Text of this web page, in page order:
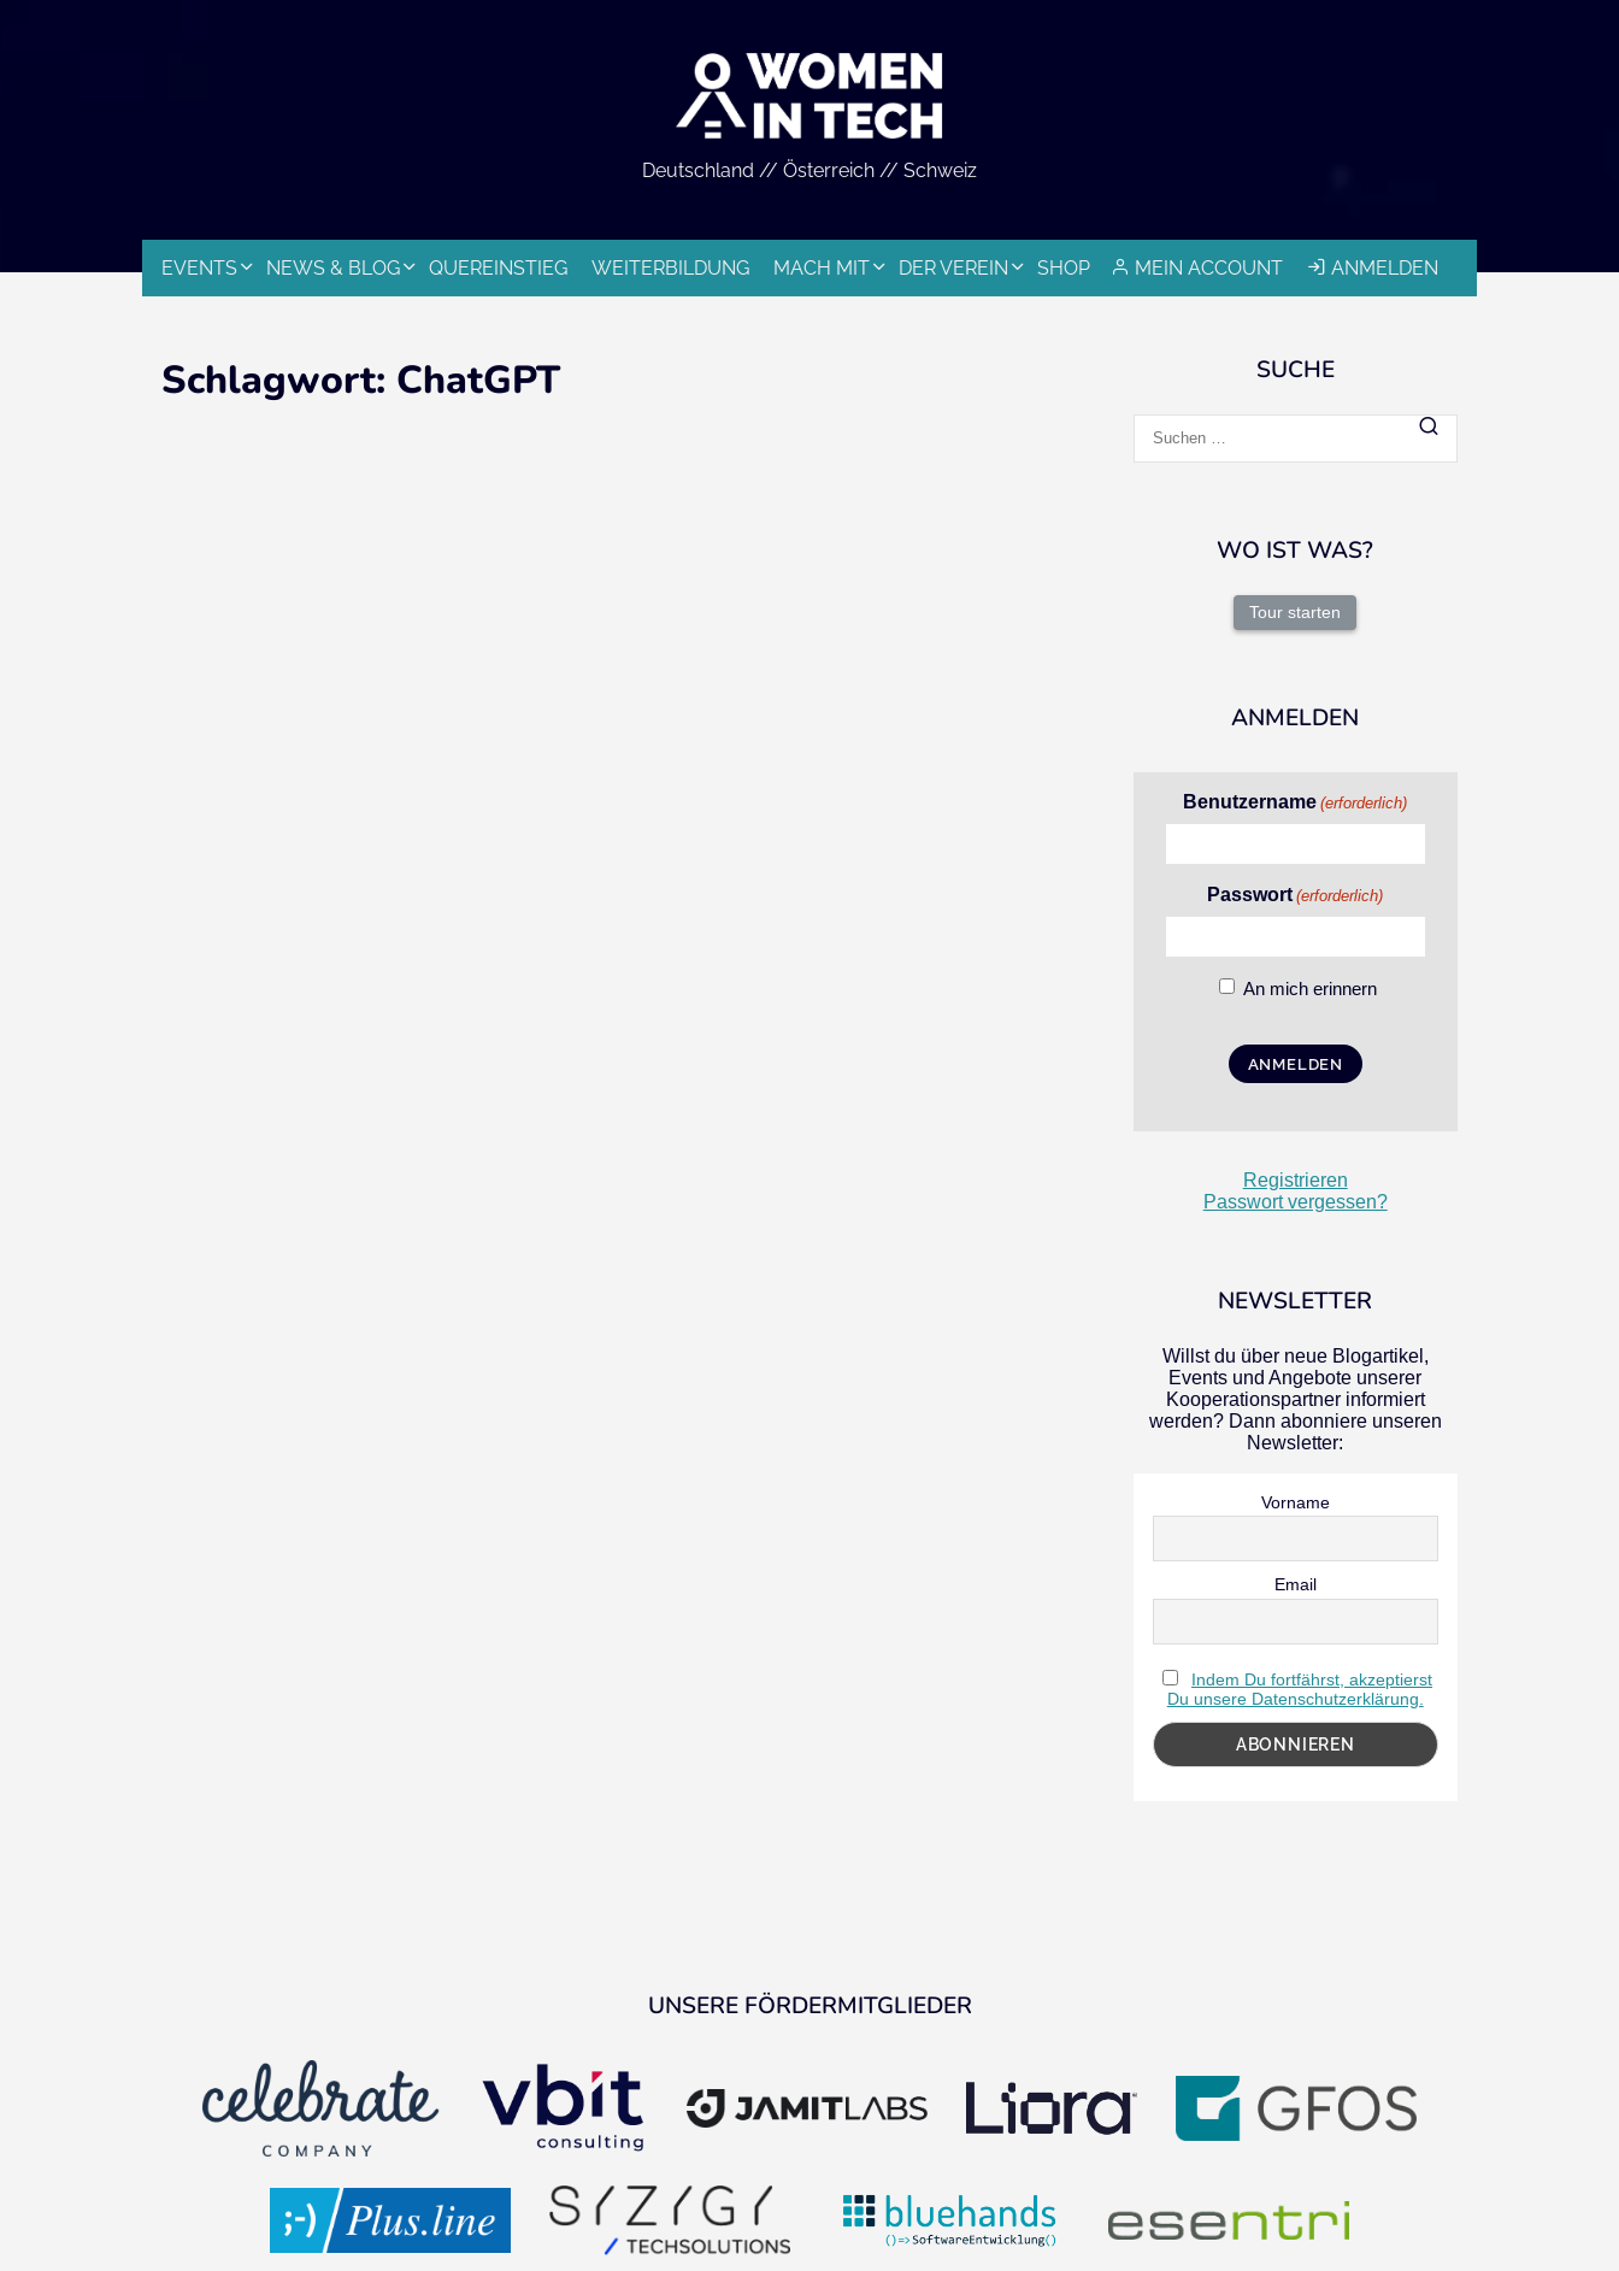
Deutschland // Österreich // Schweiz
MEIN ACCOUNT ANMELDEN
EVENTS NEWS & BLOG QUEREINSTIEG WEITERBILDUNG MACH MIT DER VEREIN SHOP
Schlagwort: ChatGPT SUCHE
nach:
WO IST WAS?
Tour starten
ANMELDEN
Benutzername (erforderlich)
Passwort (erforderlich)
An mich erinnern
Registrieren
Passwort vergessen?
NEWSLETTER
Willst du über neue Blogartikel,
Events und Angebote unserer
Kooperationspartner informiert
werden? Dann abonniere unseren
Newsletter:
Vorname
Email
Indem Du fortfährst, akzeptierst
Du unsere Datenschutzerklärung.
UNSERE FÖRDERMITGLIEDER